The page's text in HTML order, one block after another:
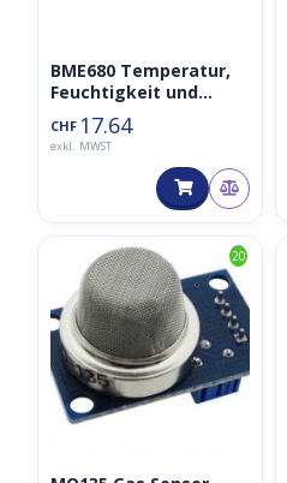
BME680 Temperatur,
Feuchtigkeit und
Luftdruck
Umweltsensor
(CJMCU-680)
CHF 17.64
exkl. MWST
20